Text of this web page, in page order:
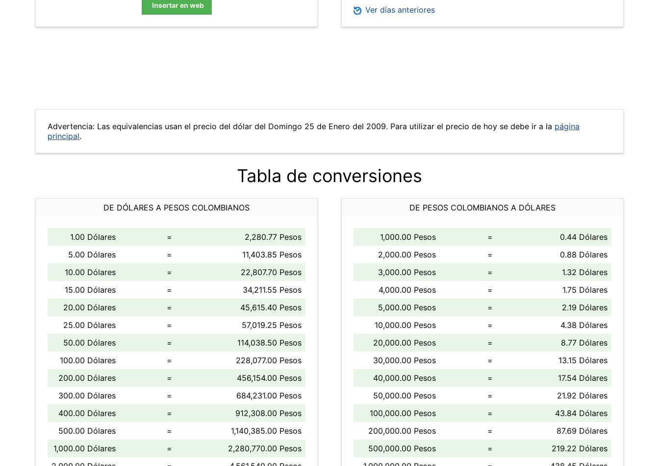
Insertar en web Ver días anteriores
Advertencia: Las equivalencias usan el precio del dólar del Domingo 25 de Enero del 2009. Para utilizar el precio de hoy se debe ir a la página
principal.
Tabla de conversiones
DE DÓLARES A PESOS COLOMBIANOS
1.00 Dólares =
2,280.77 Pesos
5.00 Dólares
=
11,403.85 Pesos
10.00 Dólares
=
22,807.70 Pesos
15.00 Dólares
=
34,211.55 Pesos
20.00 Dólares
=
45,615.40 Pesos
25.00 Dólares
=
57,019.25 Pesos
50.00 Dólares
=
114,038.50 Pesos
100.00 Dólares
=
228,077.00 Pesos
200.00 Dólares
=
456,154.00 Pesos
300.00 Dólares
=
684,231.00 Pesos
400.00 Dólares
=
912,308.00 Pesos
500.00 Dólares
=
1,140,385.00 Pesos
1,000.00 Dólares
=
2,280,770.00 Pesos
DE PESOS COLOMBIANOS A DÓLARES
1,000.00 Pesos =
0.44 Dólares
2,000.00 Pesos
=
0.88 Dólares
3,000.00 Pesos
=
1.32 Dólares
4,000.00 Pesos
=
1.75 Dólares
5,000.00 Pesos
=
2.19 Dólares
10,000.00 Pesos
=
4.38 Dólares
20,000.00 Pesos
=
8.77 Dólares
30,000.00 Pesos
=
13.15 Dólares
40,000.00 Pesos
=
17.54 Dólares
50,000.00 Pesos
=
21.92 Dólares
100,000.00 Pesos
=
43.84 Dólares
200,000.00 Pesos
=
87.69 Dólares
500,000.00 Pesos
=
219.22 Dólares